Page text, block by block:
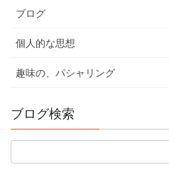
ブログ
個人的な思想
趣味の、パシャリング
ブログ検索